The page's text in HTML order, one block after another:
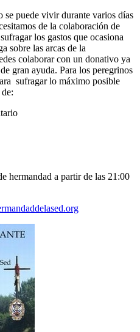
se puede vivir durante varios días
de la colaboración de
los gastos que ocasiona
sobre las arcas de la
colaborar con un donativo ya
gran ayuda. Para los peregrinos
sufragar lo máximo posible
hermandad a partir de las 21:00